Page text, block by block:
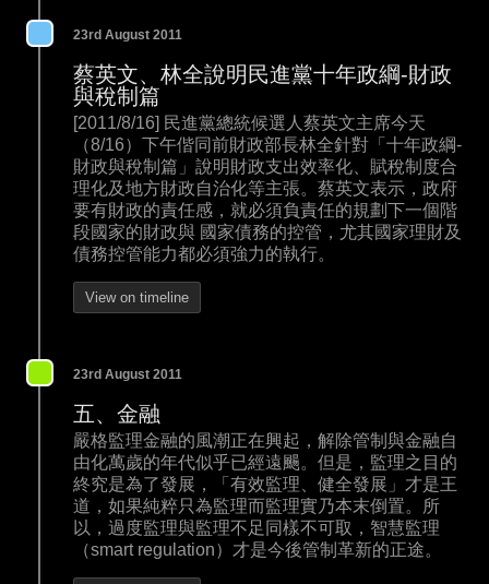
23rd August 2011
蔡英文、林全說明民進黨十年政綱-財政
與稅制篇
[2011/8/16] 民進黨總統候選人蔡英文主席今天
（8/16）下午偕同前財政部長林全針對「十年政綱-
財政與稅制篇」說明財政支出效率化、賦稅制度合
理化及地方財政自治化等主張。蔡英文表示，政府
要有財政的責任感，就必須負責任的規劃下一個階
段國家的財政與 國家債務的控管，尤其國家理財及
債務控管能力都必須強力的執行。
View on timeline
23rd August 2011
五、金融
嚴格監理金融的風潮正在興起，解除管制與金融自
由化萬歲的年代似乎已經遠颺。但是，監理之目的
終究是為了發展，「有效監理、健全發展」才是王
道，如果純粹只為監理而監理實乃本末倒置。所
以，過度監理與監理不足同樣不可取，智慧監理
（smart regulation）才是今後管制革新的正途。